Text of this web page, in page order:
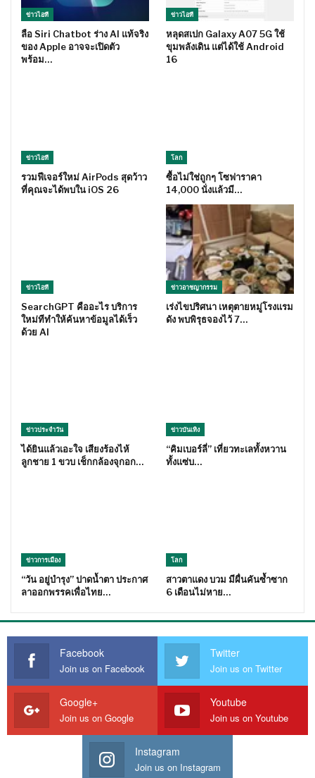
ข่าวไอที
ลือ Siri Chatbot ร่าง AI แท้จริง
ของ Apple อาจจะเปิดตัว
พร้อม…
ข่าวไอที
หลุดสเปก Galaxy A07 5G ใช้
ขุมพลังเดิน แต่ได้ใช้ Android
16
ข่าวไอที
รวมฟีเจอร์ใหม่ AirPods สุดว้าว
ที่คุณจะได้พบใน iOS 26
โลก
ซื้อไม่ใช่ถูกๆ โซฟาราคา
14,000 นั่งแล้วมี…
ข่าวไอที
SearchGPT คืออะไร บริการ
ใหม่ทีทำให้ค้นหาข้อมูลได้เร็ว
ด้วย AI
ข่าวอาชญากรรม
เร่งไขปริศนา เหตุตายหมู่โรงแรม
ดัง พบพิรุธจองไว้ 7…
ข่าวประจำวัน
ได้ยินแล้วเอะใจ เสียงร้องไห้
ลูกชาย 1 ขวบ เช็กกล้องจุกอก…
ข่าวบันเทิง
“คิมเบอร์ลี่” เที่ยวทะเลทั้งหวาน
ทั้งแซ่บ…
ข่าวการเมือง
“วัน อยู่บำรุง” ปาดน้ำตา ประกาศ
ลาออกพรรคเพื่อไทย…
โลก
สาวตาแดง บวม มีผื่นคันซ้ำซาก
6 เดือนไม่หาย…
Facebook
Join us on Facebook
Twitter
Join us on Twitter
Google+
Join us on Google
Youtube
Join us on Youtube
Instagram
Join us on Instagram